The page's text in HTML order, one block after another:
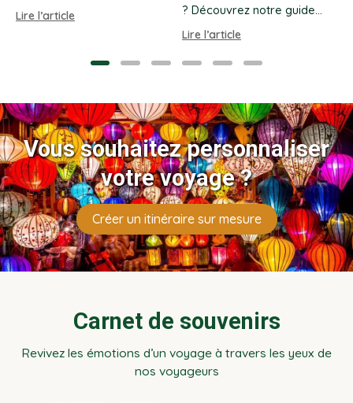
montagnes du Nord aux
Lire l’article
repas et dépenses : nos
estimations 2026–2027 sur
une base de 4 voyageurs.
Lire l’article
Vous souhaitez personnaliser
votre voyage ?
Créer un itinéraire sur mesure
Carnet de souvenirs
Revivez les émotions d’un voyage à travers les yeux de
nos voyageurs